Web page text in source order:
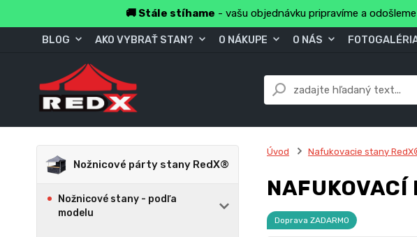
🚚 Stále stíhame - vašu objednávku pripravíme a
BLOG AKO VYBRAŤ STAN? O NÁKUPE O NÁS
Nožnicové párty stany RedX®
Nožnicové stany - podľa
modelu
Úvod Nafukovacie stany
NAFUKOVACÍ
Doprava ZADARMO